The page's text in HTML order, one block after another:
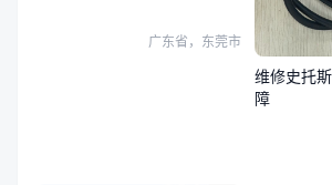
广东省，东莞市
维修史托
障